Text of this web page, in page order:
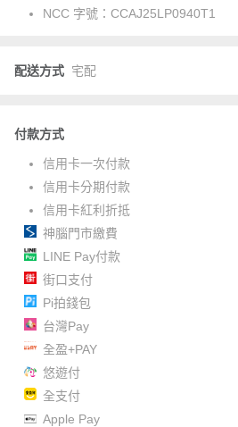
NCC 字號： CCAJ25LP0940T1
配送方式 宅配
付款方式
信用卡一次付款
信用卡分期付款
信用卡紅利折抵
神腦門市繳費
LINE Pay付款
街口支付
Pi拍錢包
台灣Pay
全盈+PAY
悠遊付
全支付
Apple Pay